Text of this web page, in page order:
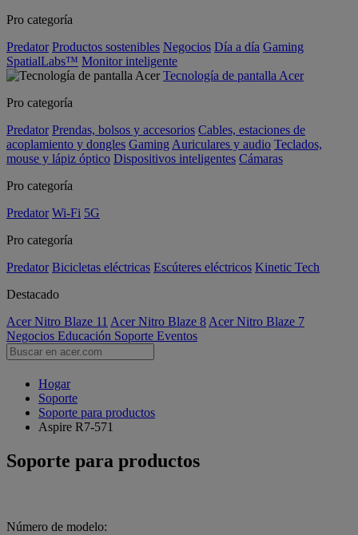
Pro categoría
Predator Productos sostenibles Negocios Día a día Gaming
SpatialLabs™ Monitor inteligente
Tecnología de pantalla Acer
Pro categoría
Predator Prendas, bolsos y accesorios Cables, estaciones de
acoplamiento y dongles Gaming Auriculares y audio Teclados,
mouse y lápiz óptico Dispositivos inteligentes Cámaras
Pro categoría
Predator Wi-Fi 5G
Pro categoría
Predator Bicicletas eléctricas Escúteres eléctricos Kinetic Tech
Destacado
Acer Nitro Blaze 11 Acer Nitro Blaze 8 Acer Nitro Blaze 7
Negocios Educación Soporte Eventos
Hogar
Soporte
Soporte para productos
Aspire R7-571
Soporte para productos
Número de modelo: